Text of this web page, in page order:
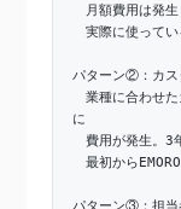
月額費用は発生
実際に使ってい
パターン②：カス
業種に合わせた
に
費用が発生。3
最初から
パターン③：担当